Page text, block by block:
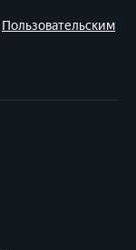
Пользовательским